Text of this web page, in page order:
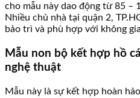
cho mẫu này dao động từ 85 –
Nhiều chủ nhà tại quận 2,
bảo trì và phù hợp với không
Mẫu non bộ kết hợp hồ
nghệ thuật
Mẫu này là sự kết hợp hoàn